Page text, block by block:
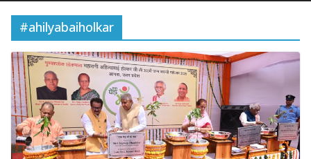
#ahilyabaiholkar